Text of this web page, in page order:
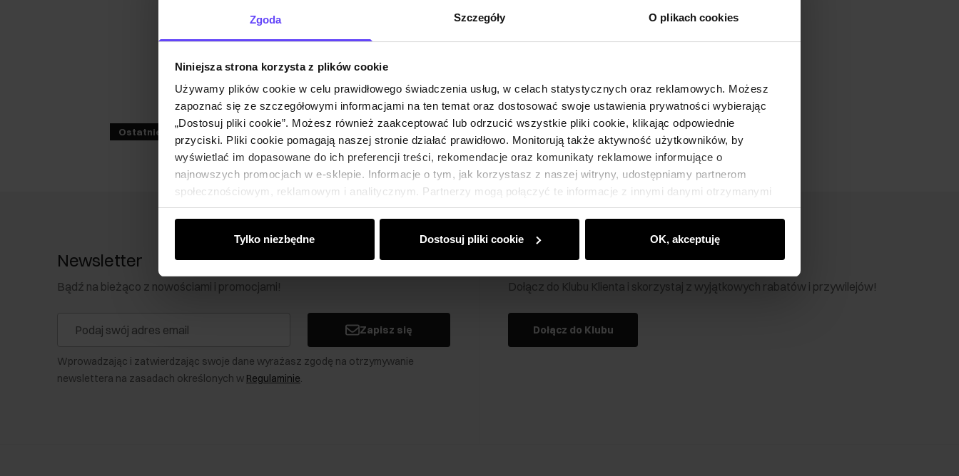
Zgoda Szczegóły O plikach cookies
Niniejsza strona korzysta z plików cookie
Używamy plików cookie w celu prawidłowego świadczenia usług, w celach statystycznych oraz reklamowych. Możesz
zapoznać się ze szczegółowymi informacjami na ten temat oraz dostosować swoje ustawienia prywatności wybierając
„Dostosuj pliki cookie”. Możesz również zaakceptować lub odrzucić wszystkie pliki cookie, klikając odpowiednie
przyciski. Pliki cookie pomagają naszej stronie działać prawidłowo. Monitorują także aktywność użytkowników, by
wyświetlać im dopasowane do ich preferencji treści, rekomendacje oraz komunikaty reklamowe informujące o
najnowszych promocjach w e-sklepie. Informacje o tym, jak korzystasz z naszej witryny, udostępniamy partnerom
społecznościowym, reklamowym i analitycznym. Partnerzy mogą połączyć te informacje z innymi danymi otrzymanymi
od Ciebie lub uzyskanymi podczas korzystania z ich usług.
Tylko niezbędne Dostosuj pliki cookie OK, akceptuję
Ostatnie sztuki Premium
Newsletter
Bądź na bieżąco z nowościami i promocjami!
Zapisz się
Wprowadzając i zatwierdzając swoje dane wyrażasz zgodę na otrzymywanie
newslettera na zasadach określonych w Regulaminie.
Klub Klienta Ochnik
Dołącz do Klubu Klienta i skorzystaj z wyjątkowych rabatów i przywilejów!
Dołącz do Klubu